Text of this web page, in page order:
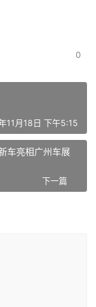
0
11月18日 下午5:15
车亮相广州车展
下一篇